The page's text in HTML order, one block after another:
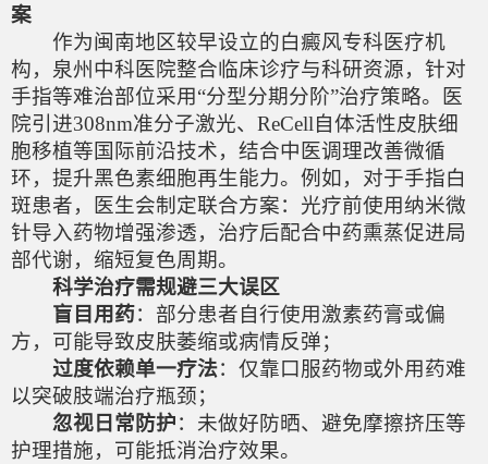
案
作为闽南地区较早设立的白癜风专科医疗机
构，泉州中科医院整合临床诊疗与科研资源，针对
手指等难治部位采用“分型分期分阶”治疗策略。医
院引进308nm准分子激光、ReCell自体活性皮肤细
胞移植等国际前沿技术，结合中医调理改善微循
环，提升黑色素细胞再生能力。例如，对于手指白
斑患者，医生会制定联合方案：光疗前使用纳米微
针导入药物增强渗透，治疗后配合中药熏蒸促进局
部代谢，缩短复色周期。
科学治疗需规避三大误区
盲目用药：部分患者自行使用激素药膏或偏
方，可能导致皮肤萎缩或病情反弹；
过度依赖单一疗法：仅靠口服药物或外用药难
以突破肢端治疗瓶颈；
忽视日常防护：未做好防晒、避免摩擦挤压等
护理措施，可能抵消治疗效果。